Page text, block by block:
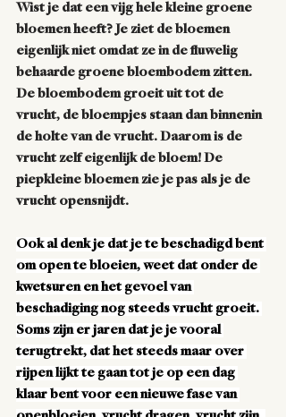
Wist je dat een vijg hele kleine groene
bloemen heeft? Je ziet de bloemen
eigenlijk niet omdat ze in de fluwelig
behaarde groene bloembodem zitten.
De bloembodem groeit uit tot de
vrucht, de bloempjes staan dan binnenin
de holte van de vrucht. Daarom is de
vrucht zelf eigenlijk de bloem! De
piepkleine bloemen zie je pas als je de
vrucht opensnijdt.
Ook al denk je dat je te beschadigd bent
om open te bloeien, weet dat onder de
kwetsuren en het gevoel van
beschadiging nog steeds vrucht groeit.
Soms zijn er jaren dat je je vooral
terugtrekt, dat het steeds maar over
rijpen lijkt te gaan tot je op een dag
klaar bent voor een nieuwe fase van